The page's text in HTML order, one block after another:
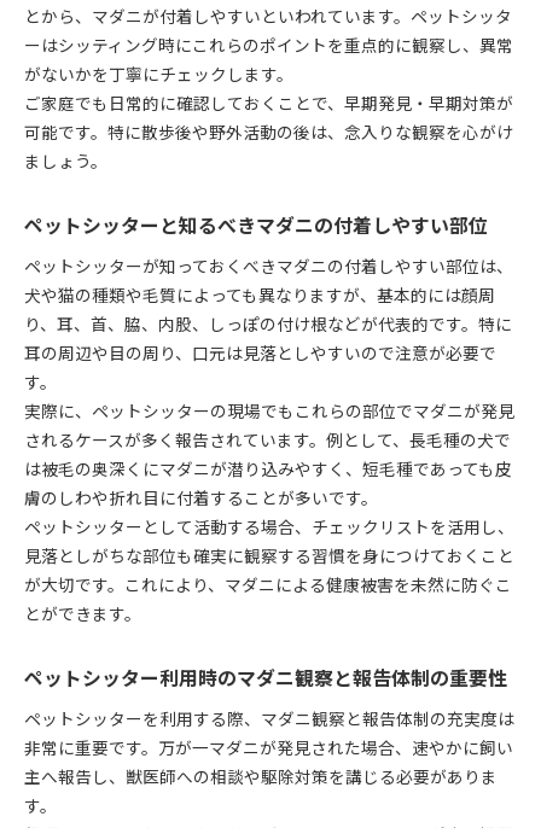
とから、マダニが付着しやすいといわれています。ペットシッタ
ーはシッティング時にこれらのポイントを重点的に観察し、異常
がないかを丁寧にチェックします。
ご家庭でも日常的に確認しておくことで、早期発見・早期対策が
可能です。特に散歩後や野外活動の後は、念入りな観察を心がけ
ましょう。
ペットシッターと知るべきマダニの付着しやすい部位
ペットシッターが知っておくべきマダニの付着しやすい部位は、
犬や猫の種類や毛質によっても異なりますが、基本的には顔周
り、耳、首、脇、内股、しっぽの付け根などが代表的です。特に
耳の周辺や目の周り、口元は見落としやすいので注意が必要で
す。
実際に、ペットシッターの現場でもこれらの部位でマダニが発見
されるケースが多く報告されています。例として、長毛種の犬で
は被毛の奥深くにマダニが潜り込みやすく、短毛種であっても皮
膚のしわや折れ目に付着することが多いです。
ペットシッターとして活動する場合、チェックリストを活用し、
見落としがちな部位も確実に観察する習慣を身につけておくこと
が大切です。これにより、マダニによる健康被害を未然に防ぐこ
とができます。
ペットシッター利用時のマダニ観察と報告体制の重要性
ペットシッターを利用する際、マダニ観察と報告体制の充実度は
非常に重要です。万が一マダニが発見された場合、速やかに飼い
主へ報告し、獣医師への相談や駆除対策を講じる必要がありま
す。